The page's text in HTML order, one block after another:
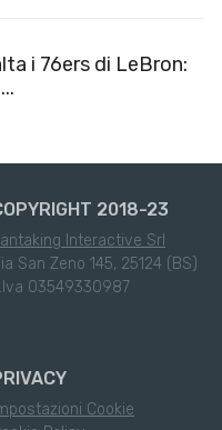
i 76ers di LeBron:
2018-23
Interactive Srl
San Zeno 145, 25124 (BS)
03549330987
Cookie